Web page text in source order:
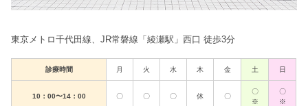
東京メトロ千代田線、JR常磐線「綾瀬駅」西口 徒歩3分
診療時間 月 火 水 木 金 土 日
10：00〜14：00 〇 〇 〇 休 〇
〇
※
〇
※